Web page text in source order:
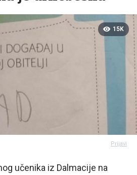
15K
Prijavi
učenika iz Dalmacije na